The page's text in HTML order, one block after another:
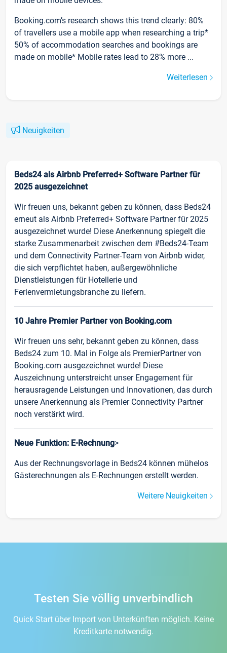
Booking.com’s research shows this trend clearly: 80%
of travellers use a mobile app when researching a trip*
50% of accommodation searches and bookings are
made on mobile* Mobile rates lead to 28% more ...
Weiterlesen
Neuigkeiten
Beds24 als Airbnb Preferred+ Software Partner für
2025 ausgezeichnet
Wir freuen uns, bekannt geben zu können, dass Beds24
erneut als Airbnb Preferred+ Software Partner für 2025
ausgezeichnet wurde! Diese Anerkennung spiegelt die
starke Zusammenarbeit zwischen dem #Beds24-Team
und dem Connectivity Partner-Team von Airbnb wider,
die sich verpflichtet haben, außergewöhnliche
Dienstleistungen für Hotellerie und
Ferienvermietungsbranche zu liefern.
10 Jahre Premier Partner von Booking.com
Wir freuen uns sehr, bekannt geben zu können, dass
Beds24 zum 10. Mal in Folge als PremierPartner von
Booking.com ausgezeichnet wurde! Diese
Auszeichnung unterstreicht unser Engagement für
herausragende Leistungen und Innovationen, das durch
unsere Anerkennung als Premier Connectivity Partner
noch verstärkt wird.
Neue Funktion: E-Rechnung>
Aus der Rechnungsvorlage in Beds24 können mühelos
Gästerechnungen als E-Rechnungen erstellt werden.
Weitere Neuigkeiten
Testen Sie völlig unverbindlich
Quick Start über Import von Unterkünften möglich. Keine
Kreditkarte notwendig.